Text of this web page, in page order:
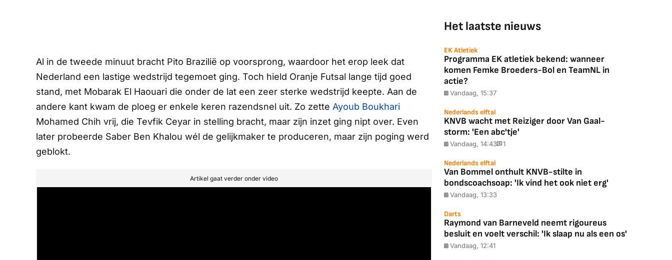
Al in de tweede minuut bracht Pito Brazilië op voorsprong, waardoor het erop leek dat
Nederland een lastige wedstrijd tegemoet ging. Toch hield Oranje Futsal lange tijd goed
stand, met Mobarak El Haouari die onder de lat een zeer sterke wedstrijd keepte. Aan de
andere kant kwam de ploeg er enkele keren razendsnel uit. Zo zette Ayoub Boukhari
Mohamed Chih vrij, die Tevfik Ceyar in stelling bracht, maar zijn inzet ging nipt over. Even
later probeerde Saber Ben Khalou wél de gelijkmaker te produceren, maar zijn poging werd
geblokt.
Artikel gaat verder onder video
Het laatste nieuws
EK Atletiek
Programma EK atletiek bekend: wanneer
komen Femke Broeders-Bol en TeamNL in
actie?
Vandaag, 15:37
Nederlands elftal
KNVB wacht met Reiziger door Van Gaal-
storm: 'Een abc'tje'
Vandaag, 14:43 1
Nederlands elftal
Van Bommel onthult KNVB-stilte in
bondscoachsoap: 'Ik vind het ook niet erg'
Vandaag, 13:33
Darts
Raymond van Barneveld neemt rigoureus
besluit en voelt verschil: 'Ik slaap nu als een os'
Vandaag, 12:41